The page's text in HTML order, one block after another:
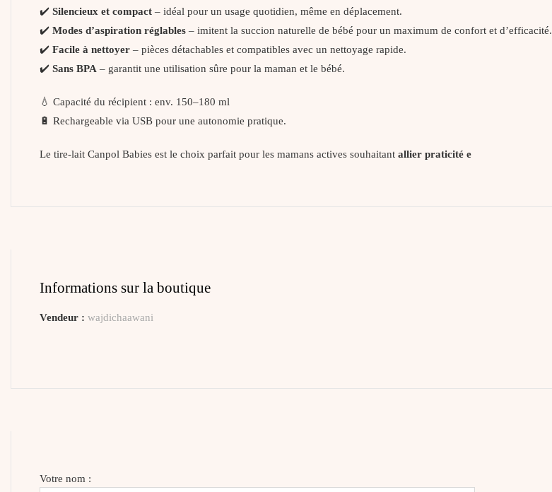
✔️ Silencieux et compact – idéal pour un usage quotidien, même en déplacement.
✔️ Modes d’aspiration réglables – imitent la succion naturelle de bébé pour un maximum de confort et d’efficacité.
✔️ Facile à nettoyer – pièces détachables et compatibles avec un nettoyage rapide.
✔️ Sans BPA – garantit une utilisation sûre pour la maman et le bébé.
💧 Capacité du récipient : env. 150–180 ml
🔋 Rechargeable via USB pour une autonomie pratique.
Le tire-lait Canpol Babies est le choix parfait pour les mamans actives souhaitant allier praticité e
Informations sur la boutique
Vendeur : wajdichaawani
Votre nom :